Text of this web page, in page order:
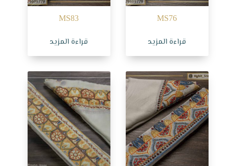
MS76
قراءة المزيد
MS83
قراءة المزيد